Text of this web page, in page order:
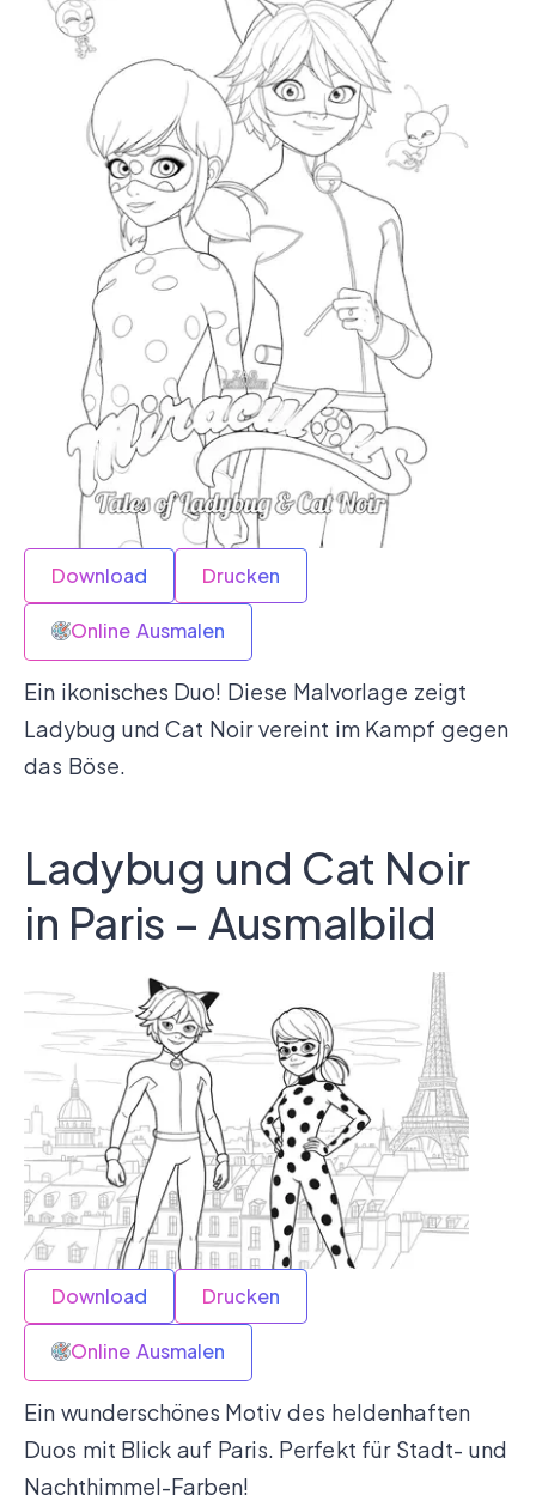
Download Drucken
Online Ausmalen
Ein ikonisches Duo! Diese Malvorlage zeigt
Ladybug und Cat Noir vereint im Kampf gegen
das Böse.
Ladybug und Cat Noir
in Paris – Ausmalbild
Download Drucken
Online Ausmalen
Ein wunderschönes Motiv des heldenhaften
Duos mit Blick auf Paris. Perfekt für Stadt- und
Nachthimmel-Farben!